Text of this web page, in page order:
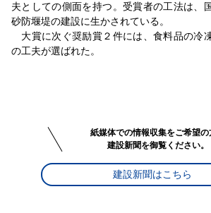
夫としての側面を持つ。受賞者の工法は、
砂防堰堤の建設に生かされている。
大賞に次ぐ奨励賞２件には、食料品の冷
の工夫が選ばれた。
紙媒体での情報収集をご希望の
建設新聞を御覧ください。
建設新聞はこちら